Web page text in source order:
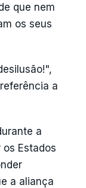
que nem
os seus
a
a
Estados
a aliança